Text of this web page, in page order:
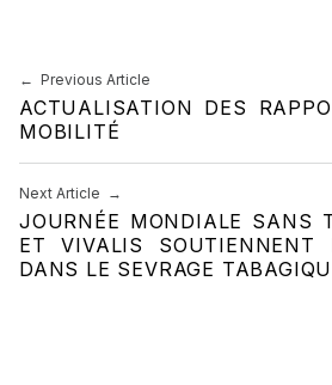
Navigation de l’article
Previous Article
ACTUALISATION DES
MOBILITÉ
Next Article
JOURNÉE MONDIALE SANS
ET VIVALIS SOUTIENNENT
DANS LE SEVRAGE